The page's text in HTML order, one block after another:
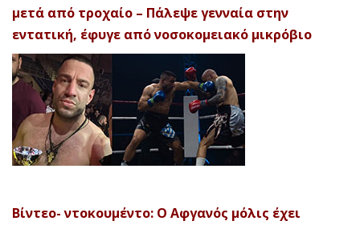
μετά από τροχαίο – Πάλεψε γενναία στην
εντατική, έφυγε από νοσοκομειακό μικρόβιο
Βίντεο- ντοκουμέντο: Ο Αφγανός μόλις έχει